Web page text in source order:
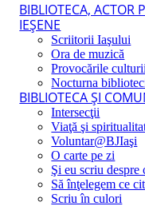
BIBLIOTECA, ACTOR
IEŞENE
Scriitorii Iaşului
Ora de muzică
Provocările culturii
Nocturna
BIBLIOTECA ŞI
Intersecţii
Viaţă şi
Voluntar@BJIaşi
O carte pe zi
Şi eu scriu despre
Să înţelegem ce
Scriu în culori